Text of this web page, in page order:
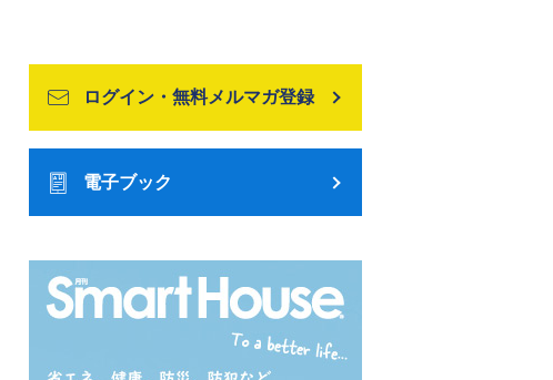
ログイン・無料メルマガ登録
電子ブック